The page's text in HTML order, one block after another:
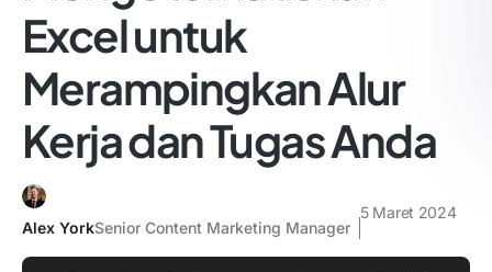
Excel untuk
Merampingkan Alur
Kerja dan Tugas Anda
Alex YorkSenior Content Marketing Manager
5 Maret 2024